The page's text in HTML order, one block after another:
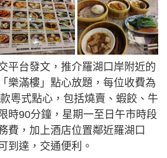
平台發文，推介羅湖口岸附近的
樂滿樓」點心放題，每位收費為
粵式點心，包括燒賣、蝦餃、牛
時90分鐘，星期一至日午市時段
費，加上酒店位置鄰近羅湖口
到達，交通便利。